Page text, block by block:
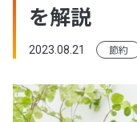
を解説
2023.08.21 節約